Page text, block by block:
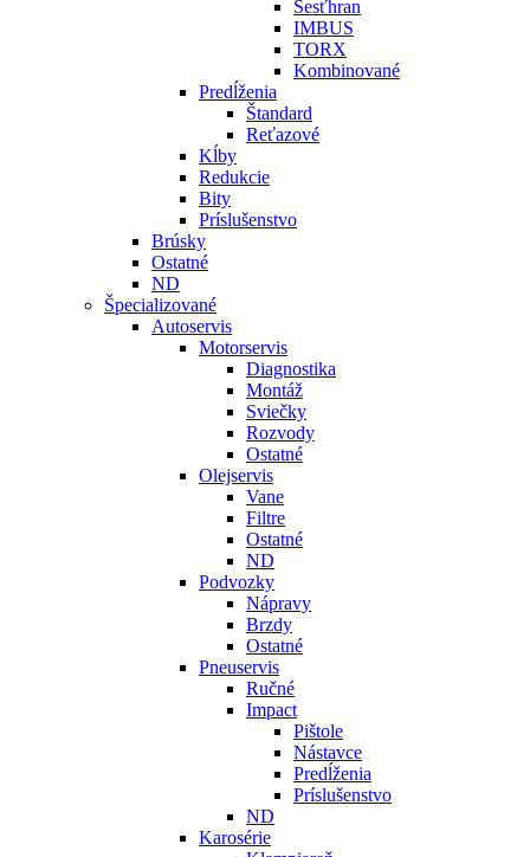
Šesťhran
IMBUS
TORX
Kombinované
Predĺženia
Štandard
Reťazové
Kĺby
Redukcie
Bity
Príslušenstvo
Brúsky
Ostatné
ND
Špecializované
Autoservis
Motorservis
Diagnostika
Montáž
Sviečky
Rozvody
Ostatné
Olejservis
Vane
Filtre
Ostatné
ND
Podvozky
Nápravy
Brzdy
Ostatné
Pneuservis
Ručné
Impact
Pištole
Nástavce
Predĺženia
Príslušenstvo
ND
Karosérie